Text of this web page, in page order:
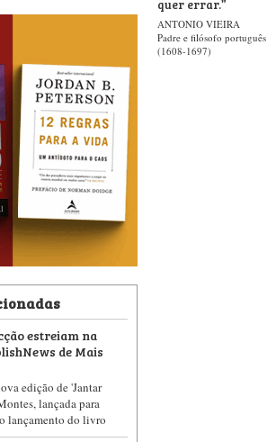
estreiam na
de Mais
edição de 'Jantar
lançada para
lançamento do livro
quer errar.”
ANTONIO VIEIRA
Padre e filósofo português
(1608-1697)